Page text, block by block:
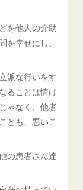
を他人の介助
幸せにし、
派な行いをす
ることは情け
ゃなく、他者
とも、悪いこ
の患者さん達